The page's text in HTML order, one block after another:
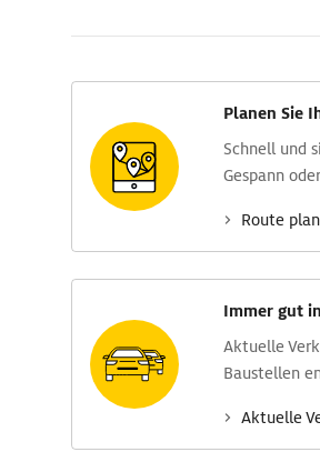
Planen Sie
Schnell und
Gespann
Route
Immer gut
Aktuelle
Baustellen
Aktuelle